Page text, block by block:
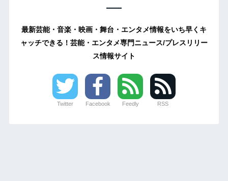
最新芸能・音楽・映画・舞台・エンタメ情報をいち早くキ
ャッチできる！芸能・エンタメ専門ニュース/プレスリリー
ス情報サイト
Twitter Facebook Feedly RSS